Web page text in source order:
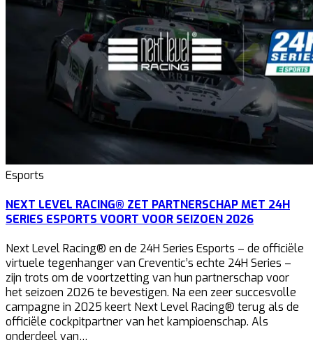
Esports
NEXT LEVEL RACING® ZET PARTNERSCHAP MET 24H
SERIES ESPORTS VOORT VOOR SEIZOEN 2026
Next Level Racing® en de 24H Series Esports – de officiële
virtuele tegenhanger van Creventic’s echte 24H Series –
zijn trots om de voortzetting van hun partnerschap voor
het seizoen 2026 te bevestigen. Na een zeer succesvolle
campagne in 2025 keert Next Level Racing® terug als de
officiële cockpitpartner van het kampioenschap. Als
onderdeel van…